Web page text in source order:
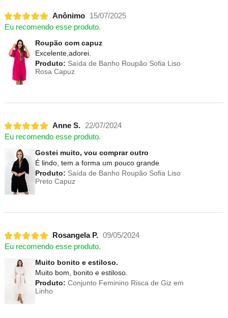
Anônimo
15/07/2025
Eu recomendo esse produto.
Roupão com capuz
Excelente,adorei.
Produto: Saída de Banho Roupão Sofia Liso
Rosa Capuz
Anne S. 22/07/2024
Eu recomendo esse produto.
Gostei muito, vou comprar outro
É lindo, tem a forma um pouco grande
Produto: Saída de Banho Roupão Sofia Liso
Preto Capuz
Rosangela P. 09/05/2024
Eu recomendo esse produto.
Muito bonito e estiloso.
Muito bom, bonito e estiloso.
Produto: Conjunto Feminino Risca de Giz em
Linho